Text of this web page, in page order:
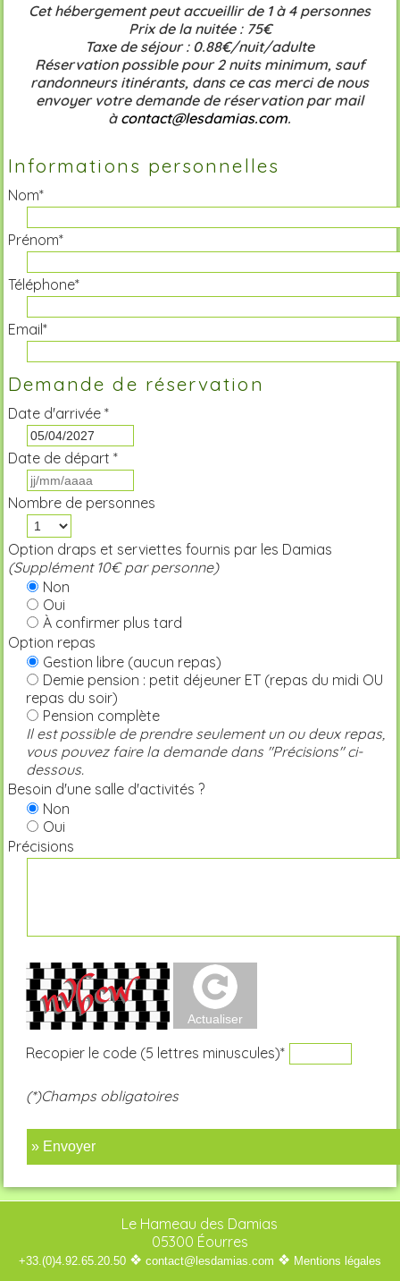
Cet hébergement peut accueillir de 1 à 4 personnes
Prix de la nuitée : 75€
Taxe de séjour : 0.88€/nuit/adulte
Réservation possible pour 2 nuits minimum, sauf
randonneurs itinérants, dans ce cas merci de nous
envoyer votre demande de réservation par mail
à contact@lesdamias.com.
Informations personnelles
Nom*
Prénom*
Téléphone*
Email*
Demande de réservation
Date d'arrivée *
Date de départ *
Nombre de personnes
Option draps et serviettes fournis par les Damias
(Supplément 10€ par personne)
Non
Oui
À confirmer plus tard
Option repas
Gestion libre (aucun repas)
Demie pension : petit déjeuner ET (repas du midi OU
repas du soir)
Pension complète
Il est possible de prendre seulement un ou deux repas,
vous pouvez faire la demande dans "Précisions" ci-
dessous.
Besoin d'une salle d'activités ?
Non
Oui
Précisions
Recopier le code (5 lettres minuscules)*
(*)Champs obligatoires
» Envoyer
Le Hameau des Damias
05300 Éourres
+33.(0)4.92.65.20.50 ❖ contact@lesdamias.com ❖ Mentions légales